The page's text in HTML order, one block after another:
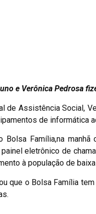
e Verônica Pedrosa
de Assistência Social,
de informática
Bolsa Família,na
eletrônico de
à população de
que o Bolsa Família